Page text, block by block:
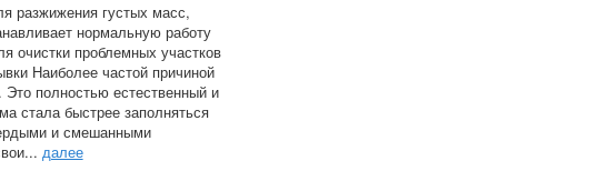
разжижения густых масс,
нормальную работу
очистки проблемных участков
Наиболее частой причиной
полностью естественный и
стала быстрее заполняться
и смешанными
далее